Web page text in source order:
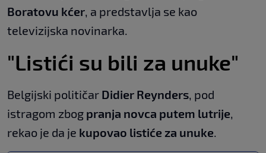
Boratovu kćer , a predstavlja se kao
televizijska novinarka.
"Listići su bili za unuke"
Belgijski političar Didier Reynders , pod
istragom zbog pranja novca putem lutrije
rekao je da je kupovao listiće za unuke